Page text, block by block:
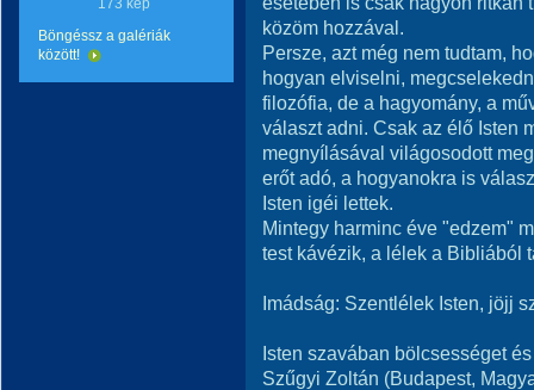
173 kép
Böngéssz a galériák
között!
közöm hozzával.
Persze, azt még nem tudtam,
hogyan elviselni,
filozófia, de a hagyomány, a
választ adni. Csak az élő Isten
megnyílásával világosodott
erőt adó, a hogyanokra is
Isten igéi lettek.
Mintegy harminc éve "edzem"
test kávézik, a lélek a Bibliából
Imádság: Szentlélek Isten, jöjj
Isten szavában bölcsességet
Szűgyi Zoltán (Budapest,